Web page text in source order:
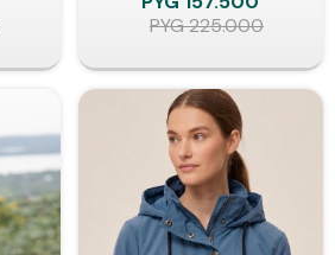
PYG225.000